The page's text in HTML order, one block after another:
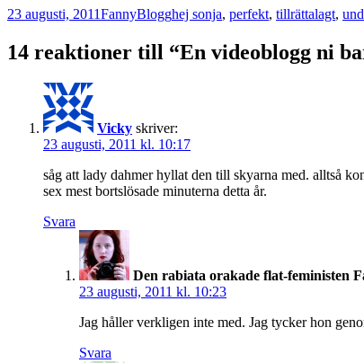
Postat
23 augusti, 2011Författare
FannyKategorier
BloggTaggar
hej sonja, perfekt, tillrättalagt,
14 reaktioner till “En videoblogg ni
Vicky skriver:
23 augusti, 2011 kl. 10:17
såg att lady dahmer hyllat den till skyarna med. alltså
sex mest bortslösade minuterna detta år.
Svara
Den rabiata orakade flat-feministen
23 augusti, 2011 kl. 10:23
Jag håller verkligen inte med. Jag tycker hon
Svara